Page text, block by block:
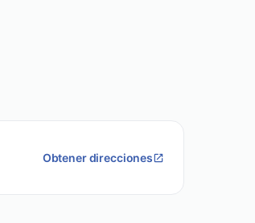
Obtener direcciones